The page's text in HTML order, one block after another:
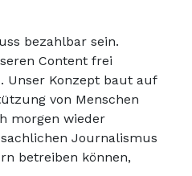
bezahlbar sein.
Content frei
Unser Konzept baut auf
von Menschen
morgen wieder
Journalismus
betreiben können,